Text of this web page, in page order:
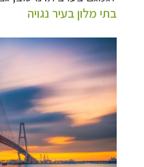
בתי מלון בעיר נגויה